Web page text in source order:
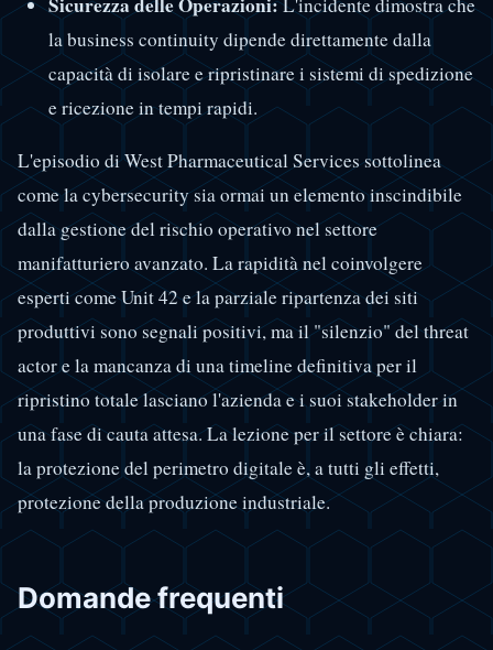
la business continuity dipende direttamente dalla
capacità di isolare e ripristinare i sistemi di spedizione
e ricezione in tempi rapidi.
L'episodio di West Pharmaceutical Services sottolinea
come la cybersecurity sia ormai un elemento inscindibile
dalla gestione del rischio operativo nel settore
manifatturiero avanzato. La rapidità nel coinvolgere
esperti come Unit 42 e la parziale ripartenza dei siti
produttivi sono segnali positivi, ma il "silenzio" del threat
actor e la mancanza di una timeline definitiva per il
ripristino totale lasciano l'azienda e i suoi stakeholder in
una fase di cauta attesa. La lezione per il settore è chiara:
la protezione del perimetro digitale è, a tutti gli effetti,
protezione della produzione industriale.
Domande frequenti